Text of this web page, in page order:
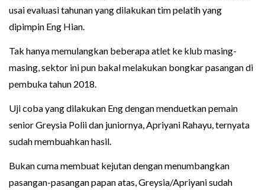
usai evaluasi tahunan yang dilakukan tim pelatih yang
dipimpin Eng Hian.
Tak hanya memulangkan beberapa atlet ke klub masing-
masing, sektor ini pun bakal melakukan bongkar pasangan di
pembuka tahun 2018.
Uji coba yang dilakukan Eng dengan menduetkan pemain
senior Greysia Polii dan juniornya, Apriyani Rahayu, ternyata
sudah membuahkan hasil.
Bukan cuma membuat kejutan dengan menumbangkan
pasangan-pasangan papan atas, Greysia/Apriyani sudah